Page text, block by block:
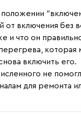
включения
и что он
включить его.
не
для ремонта